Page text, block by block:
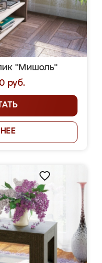
"Мишоль"
руб.